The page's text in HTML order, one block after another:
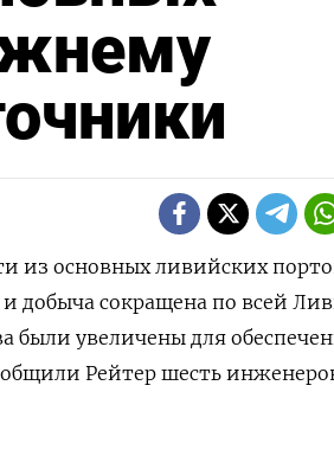
из основных ливийских
добыча сокращена по всей
были увеличены для
Рейтер шесть